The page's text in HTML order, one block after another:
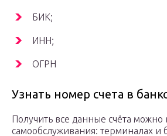
БИК;
ИНН;
ОГРН
Узнать номер счета в
Получить все данные счёта можно
самообслуживания: терминалах и